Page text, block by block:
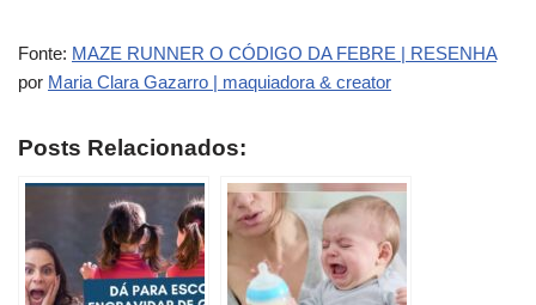
Fonte: MAZE RUNNER O CÓDIGO DA FEBRE | RESENHA
por Maria Clara Gazarro | maquiadora & creator
Posts Relacionados: